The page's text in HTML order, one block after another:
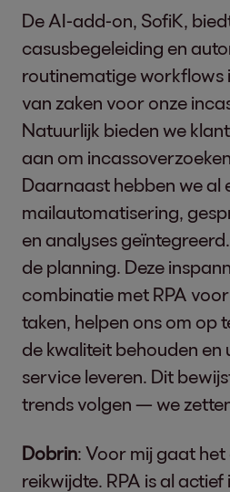
De AI-add-on, SofiK,
casusbegeleiding en
routinematige workflows
van zaken voor onze
Natuurlijk bieden we
aan om
Daarnaast hebben we al
mailautomatisering,
en analyses
de planning. Deze
combinatie met RPA
taken, helpen ons om op
de kwaliteit behouden en
service leveren. Dit
trends volgen — we
Dobrin: Voor mij gaat
reikwijdte. RPA is al